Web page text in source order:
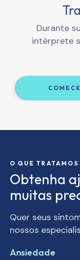
Reúna-se
em seu
Durante
intérprete
Envie
qualquer
Nosso
O QUE TRATAMOS
Obtenha
muitas
Quer seus
nossos
Ansiedade